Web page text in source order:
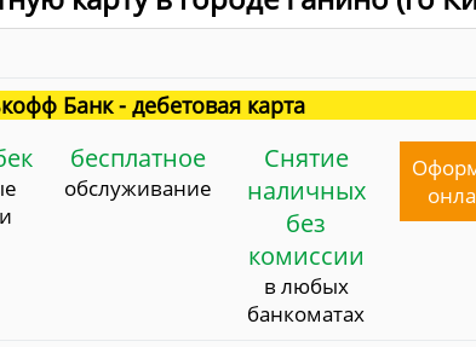
Банк - дебетовая карта
бесплатное
обслуживание
Снятие
наличных
без
комиссии
в любых
банкоматах